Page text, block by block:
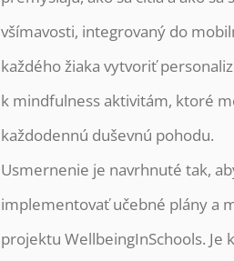
všímavosti, integrovaný do
každého žiaka vytvoriť
k mindfulness aktivitám, ktoré
každodennú duševnú pohodu.
Usmernenie je navrhnuté tak,
implementovať učebné plány a
projektu WellbeingInSchools. Je